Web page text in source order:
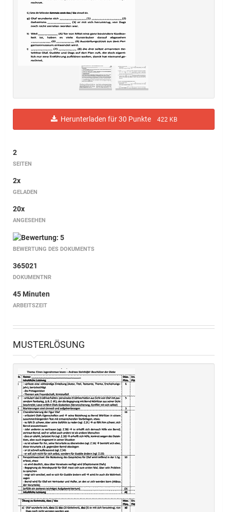
Herunterladen für 30 Punkte 422 KB
2
SEITEN
2x
GELADEN
20x
ANGESEHEN
BEWERTUNG DES DOKUMENTS
365021
DOKUMENTNR
45 Minuten
ARBEITSZEIT
MUSTERLÖSUNG